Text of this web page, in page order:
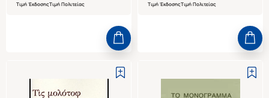
Τιμή ΈκδοσηςΤιμή Πολιτείας Τιμή ΈκδοσηςΤιμή Πολιτείας